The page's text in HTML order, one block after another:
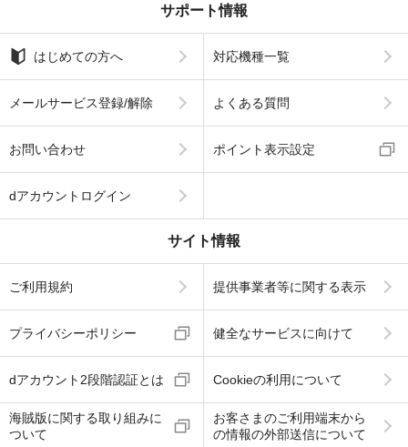
サポート情報
はじめての方へ 対応機種一覧
メールサービス登録/解除 よくある質問
お問い合わせ ポイント表示設定
dアカウントログイン
サイト情報
ご利用規約 提供事業者等に関する表示
プライバシーポリシー 健全なサービスに向けて
dアカウント2段階認証とは Cookieの利用について
海賊版に関する取り組みに
ついて
お客さまのご利用端末から
の情報の外部送信について